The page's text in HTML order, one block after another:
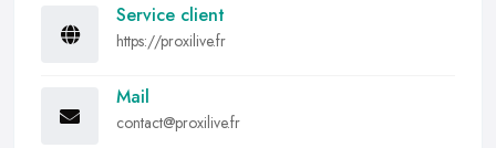
Service client
https://proxilive.fr
Mail
contact@proxilive.fr